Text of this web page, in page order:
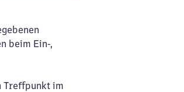
beim Ein-,
Treffpunkt im